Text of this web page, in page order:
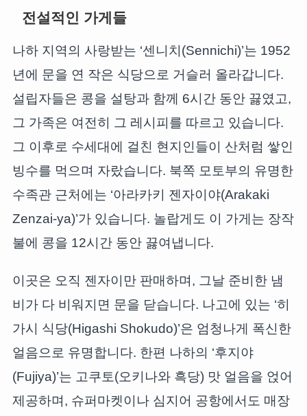
전설적인 가게들
나하 지역의 사랑받는 ‘센니치(Sennichi)’는 1952
년에 문을 연 작은 식당으로 거슬러 올라갑니다.
설립자들은 콩을 설탕과 함께 6시간 동안 끓였고,
그 가족은 여전히 그 레시피를 따르고 있습니다.
그 이후로 수세대에 걸친 현지인들이 산처럼 쌓인
빙수를 먹으며 자랐습니다. 북쪽 모토부의 유명한
수족관 근처에는 ‘아라카키 젠자이야(Arakaki
Zenzai-ya)’가 있습니다. 놀랍게도 이 가게는 장작
불에 콩을 12시간 동안 끓여냅니다.
이곳은 오직 젠자이만 판매하며, 그날 준비한 냄
비가 다 비워지면 문을 닫습니다. 나고에 있는 ‘히
가시 식당(Higashi Shokudo)’은 엄청나게 폭신한
얼음으로 유명합니다. 한편 나하의 ‘후지야
(Fujiya)’는 고쿠토(오키나와 흑당) 맛 얼음을 얹어
제공하며, 슈퍼마켓이나 심지어 공항에서도 매장